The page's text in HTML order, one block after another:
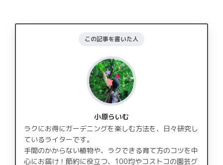
この記事を書いた人
小原らいむ
ラクにお得にガーデニングを楽しむ方法を、日々研究し
ているライターです。
手間のかからない植物や、ラクできる育て方のコツを中
心にお届け！節約に役立つ、100均やコストコの園芸グ